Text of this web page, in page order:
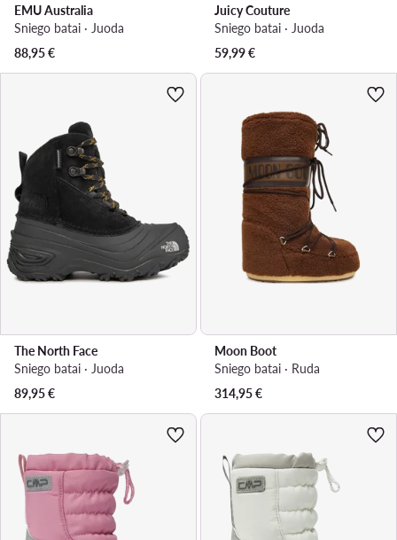
EMU Australia
Sniego batai · Juoda
88,95€
Juicy Couture
Sniego batai · Juoda
59,99€
The North Face
Sniego batai · Juoda
89,95€
Moon Boot
Sniego batai · Ruda
314,95€